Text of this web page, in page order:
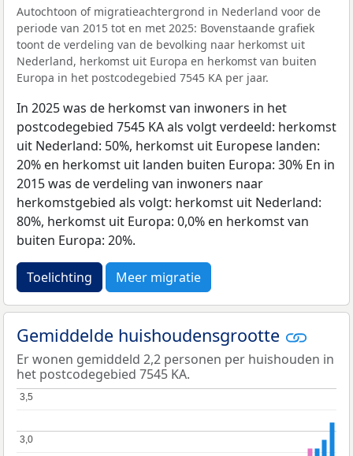
Autochtoon of migratieachtergrond in Nederland voor de
periode van 2015 tot en met 2025: Bovenstaande grafiek
toont de verdeling van de bevolking naar herkomst uit
Nederland, herkomst uit Europa en herkomst van buiten
Europa in het postcodegebied 7545 KA per jaar.
In 2025 was de herkomst van inwoners in het
postcodegebied 7545 KA als volgt verdeeld: herkomst
uit Nederland: 50%, herkomst uit Europese landen:
20% en herkomst uit landen buiten Europa: 30% En in
2015 was de verdeling van inwoners naar
herkomstgebied als volgt: herkomst uit Nederland:
80%, herkomst uit Europa: 0,0% en herkomst van
buiten Europa: 20%.
Toelichting Meer migratie
Gemiddelde huishoudensgrootte
Er wonen gemiddeld 2,2 personen per huishouden in
het postcodegebied 7545 KA.
3,0
3,0
3,5
3,5